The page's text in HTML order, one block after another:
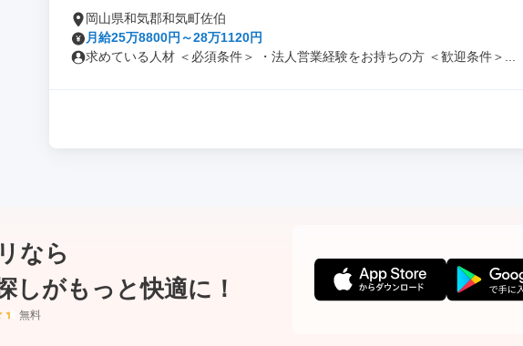
岡山県和気郡和気町佐伯
月給25万8800円～28万1120円
求めている人材 ＜必須条件＞ ・法人営業経験をお持ちの方 ＜歓迎条件＞...
なら
しがもっと快適に！
無料